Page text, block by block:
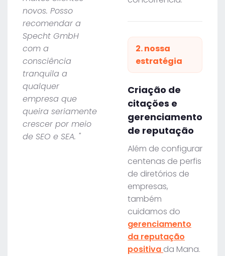
2. nossa
estratégia
Criação de
citações e
gerenciamento
de reputação
Além de configurar
centenas de perfis
de diretórios de
empresas,
também
cuidamos do
gerenciamento
da reputação
positiva da Mana.
novos. Posso
recomendar a
Specht GmbH
com a
consciência
tranquila a
qualquer
empresa que
queira seriamente
crescer por meio
de SEO e SEA. "